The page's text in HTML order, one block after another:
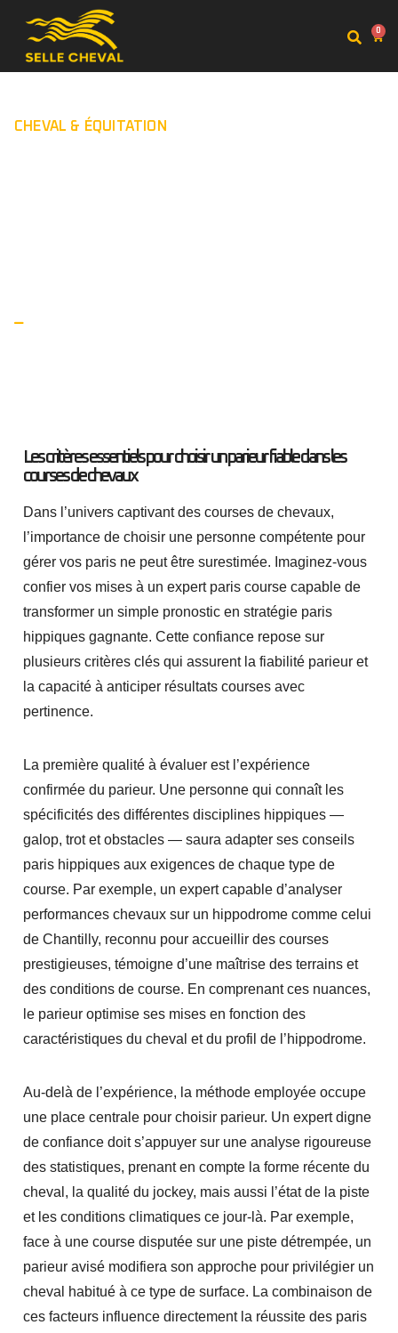
0
CHEVAL & ÉQUITATION
Les critères essentiels pour choisir un parieur fiable dans les
courses de chevaux
Dans l’univers captivant des courses de chevaux,
l’importance de choisir une personne compétente pour
gérer vos paris ne peut être surestimée. Imaginez-vous
confier vos mises à un expert paris course capable de
transformer un simple pronostic en stratégie paris
hippiques gagnante. Cette confiance repose sur
plusieurs critères clés qui assurent la fiabilité parieur et
la capacité à anticiper résultats courses avec
pertinence.
La première qualité à évaluer est l’expérience
confirmée du parieur. Une personne qui connaît les
spécificités des différentes disciplines hippiques —
galop, trot et obstacles — saura adapter ses conseils
paris hippiques aux exigences de chaque type de
course. Par exemple, un expert capable d’analyser
performances chevaux sur un hippodrome comme celui
de Chantilly, reconnu pour accueillir des courses
prestigieuses, témoigne d’une maîtrise des terrains et
des conditions de course. En comprenant ces nuances,
le parieur optimise ses mises en fonction des
caractéristiques du cheval et du profil de l’hippodrome.
Au-delà de l’expérience, la méthode employée occupe
une place centrale pour choisir parieur. Un expert digne
de confiance doit s’appuyer sur une analyse rigoureuse
des statistiques, prenant en compte la forme récente du
cheval, la qualité du jockey, mais aussi l’état de la piste
et les conditions climatiques ce jour-là. Par exemple,
face à une course disputée sur une piste détrempée, un
parieur avisé modifiera son approche pour privilégier un
cheval habitué à ce type de surface. La combinaison de
ces facteurs influence directement la réussite des paris